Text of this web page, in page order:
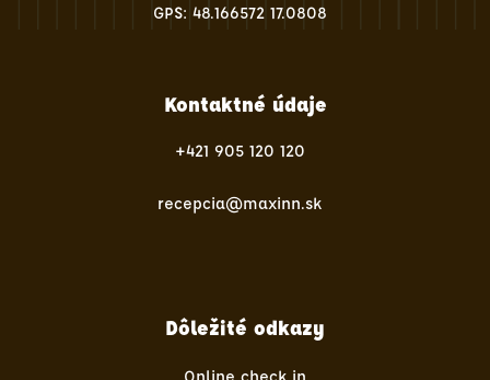
GPS: 48.166572 17.0808
Kontaktné údaje
+421 905 120 120
recepcia@maxinn.sk
Dôležité odkazy